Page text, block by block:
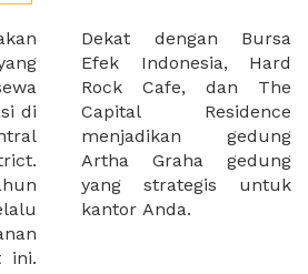
di
ini.
kantor Anda.